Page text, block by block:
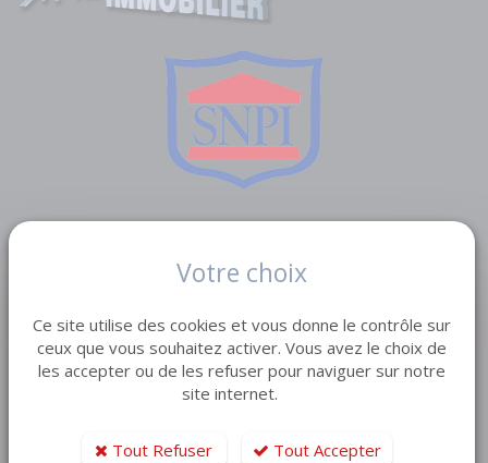
VENTE TERRAIN
VENTE IMMEUBLE
Votre choix
Ce site utilise des cookies et vous donne le contrôle sur
ceux que vous souhaitez activer. Vous avez le choix de
les accepter ou de les refuser pour naviguer sur notre
site internet.
Tout Refuser Tout Accepter